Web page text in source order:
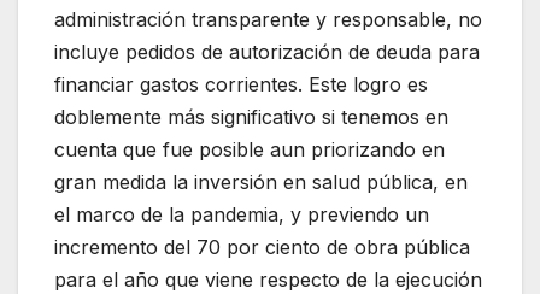
administración transparente y responsable, no
incluye pedidos de autorización de deuda para
financiar gastos corrientes. Este logro es
doblemente más significativo si tenemos en
cuenta que fue posible aun priorizando en
gran medida la inversión en salud pública, en
el marco de la pandemia, y previendo un
incremento del 70 por ciento de obra pública
para el año que viene respecto de la ejecución